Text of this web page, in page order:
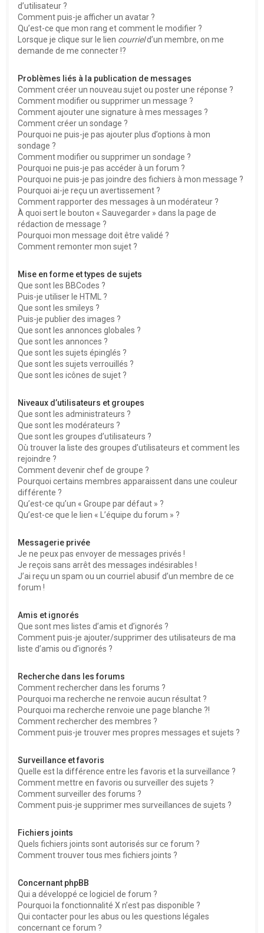
d’utilisateur ?
Comment puis-je afficher un avatar ?
Qu’est-ce que mon rang et comment le modifier ?
Lorsque je clique sur le lien courrield’un membre, on me
demande de me connecter !?
Problèmes liés à la publication de messages
Comment créer un nouveau sujet ou poster une réponse ?
Comment modifier ou supprimer un message ?
Comment ajouter une signature à mes messages ?
Comment créer un sondage ?
Pourquoi ne puis-je pas ajouter plus d’options à mon
sondage ?
Comment modifier ou supprimer un sondage ?
Pourquoi ne puis-je pas accéder à un forum ?
Pourquoi ne puis-je pas joindre des fichiers à mon message ?
Pourquoi ai-je reçu un avertissement ?
Comment rapporter des messages à un modérateur ?
À quoi sert le bouton « Sauvegarder » dans la page de
rédaction de message ?
Pourquoi mon message doit être validé ?
Comment remonter mon sujet ?
Mise en forme et types de sujets
Que sont les BBCodes ?
Puis-je utiliser le HTML ?
Que sont les smileys ?
Puis-je publier des images ?
Que sont les annonces globales ?
Que sont les annonces ?
Que sont les sujets épinglés ?
Que sont les sujets verrouillés ?
Que sont les icônes de sujet ?
Niveaux d’utilisateurs et groupes
Que sont les administrateurs ?
Que sont les modérateurs ?
Que sont les groupes d’utilisateurs ?
Où trouver la liste des groupes d’utilisateurs et comment les
rejoindre ?
Comment devenir chef de groupe ?
Pourquoi certains membres apparaissent dans une couleur
différente ?
Qu’est-ce qu’un « Groupe par défaut » ?
Qu’est-ce que le lien « L’équipe du forum » ?
Messagerie privée
Je ne peux pas envoyer de messages privés !
Je reçois sans arrêt des messages indésirables !
J’ai reçu un spam ou un courriel abusif d’un membre de ce
forum !
Amis et ignorés
Que sont mes listes d’amis et d’ignorés ?
Comment puis-je ajouter/supprimer des utilisateurs de ma
liste d’amis ou d’ignorés ?
Recherche dans les forums
Comment rechercher dans les forums ?
Pourquoi ma recherche ne renvoie aucun résultat ?
Pourquoi ma recherche renvoie une page blanche ?!
Comment rechercher des membres ?
Comment puis-je trouver mes propres messages et sujets ?
Surveillance et favoris
Quelle est la différence entre les favoris et la surveillance ?
Comment mettre en favoris ou surveiller des sujets ?
Comment surveiller des forums ?
Comment puis-je supprimer mes surveillances de sujets ?
Fichiers joints
Quels fichiers joints sont autorisés sur ce forum ?
Comment trouver tous mes fichiers joints ?
Concernant phpBB
Qui a développé ce logiciel de forum ?
Pourquoi la fonctionnalité X n’est pas disponible ?
Qui contacter pour les abus ou les questions légales
concernant ce forum ?